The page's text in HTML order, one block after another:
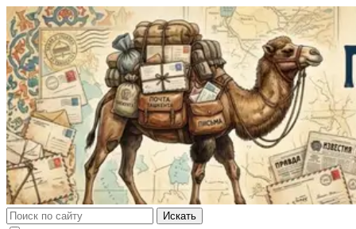
Искать